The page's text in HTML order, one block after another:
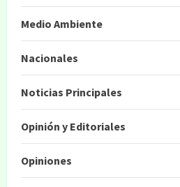
Medio Ambiente
Nacionales
Noticias Principales
Opinión y Editoriales
Opiniones